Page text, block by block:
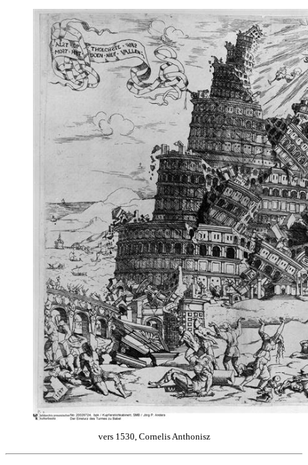
vers 1530, Cornelis Anthonisz